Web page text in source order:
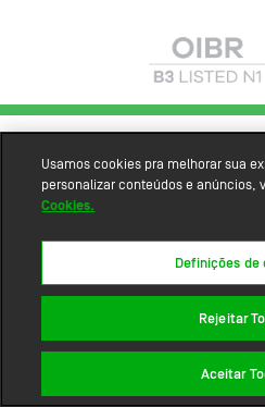
Usamos cookies pra melhorar sua
personalizar conteúdos e anúncios,
Cookies.
Definições de
Rejeitar
Aceitar